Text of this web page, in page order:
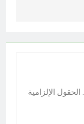
الحقول الإلزامية